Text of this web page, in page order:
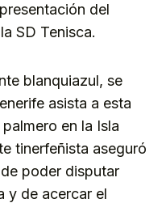
del
SD Tenisca.
blanquiazul, se
asista a esta
en la Isla
tinerfeñista aseguró
poder disputar
y de acercar el